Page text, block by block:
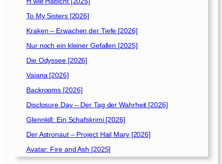
To My Sisters [2026]
Kraken – Erwachen der Tiefe [2026]
Nur noch ein kleiner Gefallen [2025]
Die Odyssee [2026]
Vaiana [2026]
Backrooms [2026]
Disclosure Day – Der Tag der Wahrheit [2026]
Glennkill: Ein Schafskrimi [2026]
Der Astronaut – Project Hail Mary [2026]
Avatar: Fire and Ash [2025]